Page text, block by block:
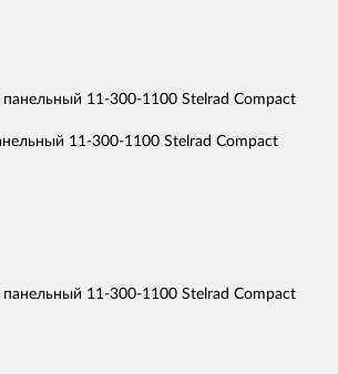
11-300-1100 Stelrad Compact